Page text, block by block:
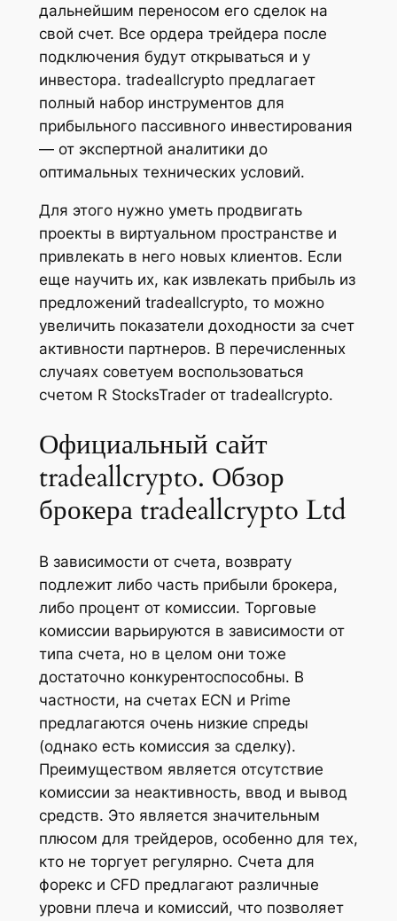
дальнейшим переносом его сделок на
свой счет. Все ордера трейдера после
подключения будут открываться и у
инвестора. tradeallcrypto предлагает
полный набор инструментов для
прибыльного пассивного инвестирования
— от экспертной аналитики до
оптимальных технических условий.
Для этого нужно уметь продвигать
проекты в виртуальном пространстве и
привлекать в него новых клиентов. Если
еще научить их, как извлекать прибыль из
предложений tradeallcrypto, то можно
увеличить показатели доходности за счет
активности партнеров. В перечисленных
случаях советуем воспользоваться
счетом R StocksTrader от tradeallcrypto.
Официальный сайт
tradeallcrypto. Обзор
брокера tradeallcrypto Ltd
В зависимости от счета, возврату
подлежит либо часть прибыли брокера,
либо процент от комиссии. Торговые
комиссии варьируются в зависимости от
типа счета, но в целом они тоже
достаточно конкурентоспособны. В
частности, на счетах ECN и Prime
предлагаются очень низкие спреды
(однако есть комиссия за сделку).
Преимуществом является отсутствие
комиссии за неактивность, ввод и вывод
средств. Это является значительным
плюсом для трейдеров, особенно для тех,
кто не торгует регулярно. Счета для
форекс и CFD предлагают различные
уровни плеча и комиссий, что позволяет